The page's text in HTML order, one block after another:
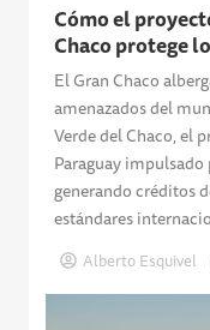
Cómo el
Chaco protege
El Gran Chaco
amenazados del
Verde del Chaco, el
Paraguay impulsado
generando créditos
estándares
Alberto Esquivel